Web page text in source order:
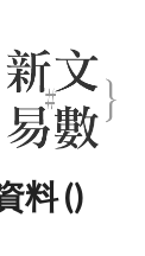
料 ()